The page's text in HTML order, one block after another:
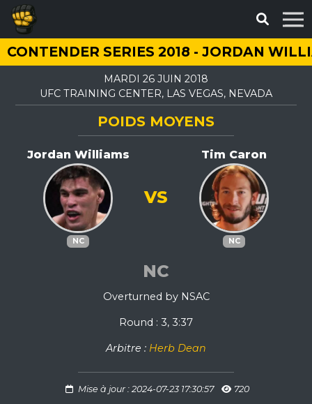
CONTENDER SERIES 2018 - JORDAN
MARDI 26 JUIN 2018
UFC TRAINING CENTER, LAS VEGAS, NEVADA
POIDS MOYENS
Jordan Williams
NC
Tim Caron
NC
VS
NC
Overturned by NSAC
Round : 3, 3:37
Arbitre : Herb Dean
Mise à jour : 2024-07-23 17:30:57 720